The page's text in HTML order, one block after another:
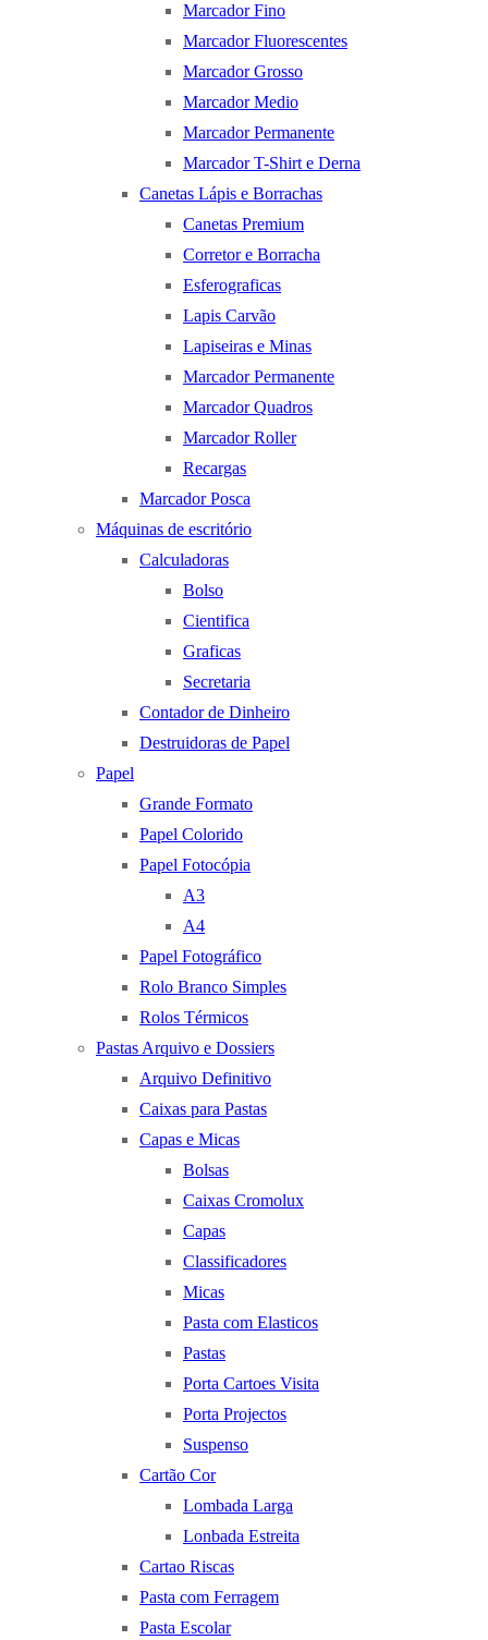
Marcador Fino
Marcador Fluorescentes
Marcador Grosso
Marcador Medio
Marcador Permanente
Marcador T-Shirt e Derna
Canetas Lápis e Borrachas
Canetas Premium
Corretor e Borracha
Esferograficas
Lapis Carvão
Lapiseiras e Minas
Marcador Permanente
Marcador Quadros
Marcador Roller
Recargas
Marcador Posca
Máquinas de escritório
Calculadoras
Bolso
Cientifica
Graficas
Secretaria
Contador de Dinheiro
Destruidoras de Papel
Papel
Grande Formato
Papel Colorido
Papel Fotocópia
A3
A4
Papel Fotográfico
Rolo Branco Simples
Rolos Térmicos
Pastas Arquivo e Dossiers
Arquivo Definitivo
Caixas para Pastas
Capas e Micas
Bolsas
Caixas Cromolux
Capas
Classificadores
Micas
Pasta com Elasticos
Pastas
Porta Cartoes Visita
Porta Projectos
Suspenso
Cartão Cor
Lombada Larga
Lonbada Estreita
Cartao Riscas
Pasta com Ferragem
Pasta Escolar